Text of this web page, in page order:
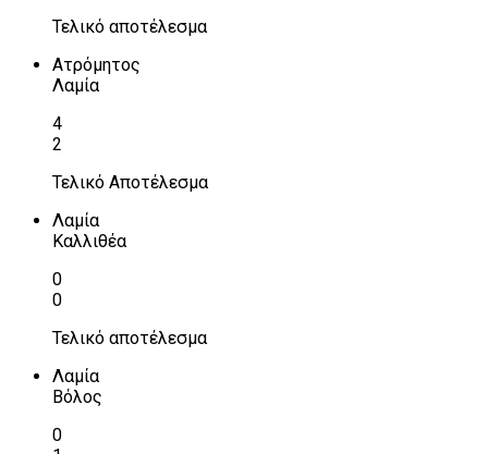
Τελικό αποτέλεσμα
Ατρόμητος
Λαμία
4
2
Τελικό Αποτέλεσμα
Λαμία
Καλλιθέα
0
0
Τελικό αποτέλεσμα
Λαμία
Βόλος
0